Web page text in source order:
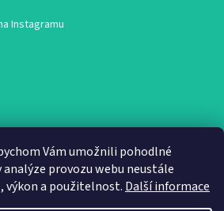
Vám umožnili pohodlné
provozu webu neustále
výkon a použitelnost. Další informace
Instagramu